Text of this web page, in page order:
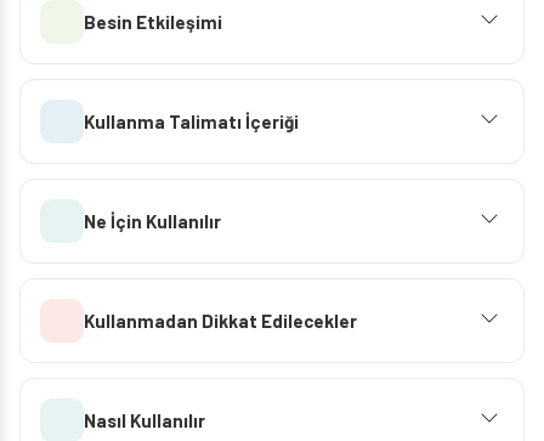
Besin Etkileşimi
Kullanma Talimatı İçeriği
Ne İçin Kullanılır
Kullanmadan Dikkat Edilecekler
Nasıl Kullanılır